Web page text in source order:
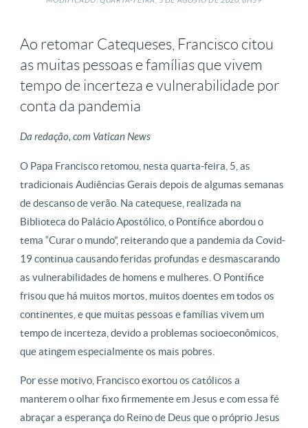
Ao retomar Catequeses, Francisco citou
as muitas pessoas e famílias que vivem
tempo de incerteza e vulnerabilidade por
conta da pandemia
Da redação, com Vatican News
O Papa Francisco retomou, nesta quarta-feira, 5, as
tradicionais Audiências Gerais depois de algumas semanas
de descanso de verão. Na catequese, realizada na
Biblioteca do Palácio Apostólico, o Pontífice abordou o
tema “Curar o mundo”, reiterando que a pandemia da Covid-
19 continua causando feridas profundas e desmascarando
as vulnerabilidades de homens e mulheres. O Pontífice
frisou que há muitos mortos, muitos doentes em todos os
continentes, e que muitas pessoas e famílias vivem um
tempo de incerteza, devido a problemas socioeconômicos,
que atingem especialmente os mais pobres.
Por esse motivo, Francisco exortou os católicos a
manterem o olhar fixo firmemente em Jesus e com essa fé
abraçar a esperança do Reino de Deus que o próprio Jesus